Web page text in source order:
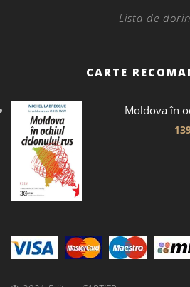
Lista de
CARTE
Moldova în